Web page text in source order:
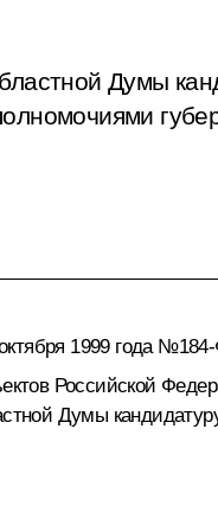
Думы
1999 года
Российской
Думы